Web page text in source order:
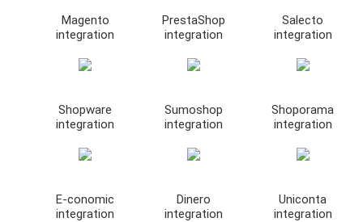
Magento
integration
PrestaShop
integration
Salecto
integration
Shopware
integration
Sumoshop
integration
Shoporama
integration
E-conomic
integration
Dinero
integration
Uniconta
integration